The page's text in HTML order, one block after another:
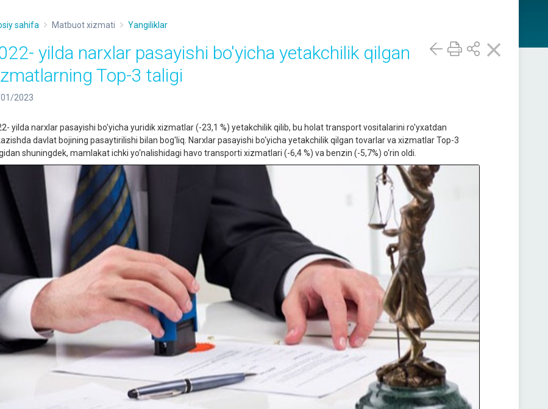
sahifa Matbuot xizmati Yangiliklar
yilda narxlar pasayishi bo'yicha yetakchilik qilgan
Top-3 taligi
2023
yilda narxlar pasayishi bo'yicha yuridik xizmatlar (-23,1 %) yetakchilik qilib, bu holat transport vositalarini ro'yxatdan
davlat bojining pasaytirilishi bilan bog'liq. Narxlar pasayishi bo‘yicha yetakchilik qilgan tovarlar va xizmatlar Top-3
shuningdek, mamlakat ichki yo‘nalishidagi havo transporti xizmatlari (-6,4 %) va benzin (-5,7%) o‘rin oldi.